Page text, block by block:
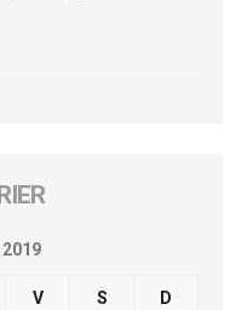
V S D